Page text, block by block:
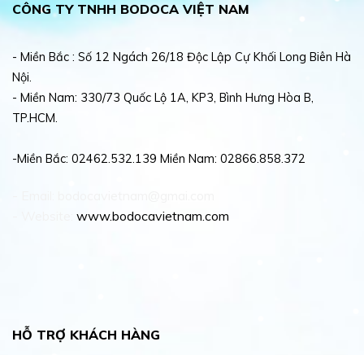
CÔNG TY TNHH BODOCA VIỆT NAM
- Miền Bắc : Số 12 Ngách 26/18 Độc Lập Cự Khối Long Biên Hà
Nội.
- Miền Nam: 330/73 Quốc Lộ 1A, KP3, Bình Hưng Hòa B,
TP.HCM.
-Miền Bắc: 02462.532.139 Miền Nam: 02866.858.372
www.bodocavietnam.com
HỖ TRỢ KHÁCH HÀNG